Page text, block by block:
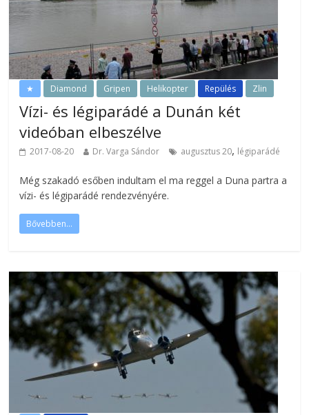
★ Diamond Gripen Helikopter Repülés Zlin
Vízi- és légiparádé a Dunán két
videóban elbeszélve
2017-08-20 Dr. Varga Sándor augusztus 20, légiparádé
Még szakadó esőben indultam el ma reggel a Duna partra a
vízi- és légiparádé rendezvényére.
Bővebben...